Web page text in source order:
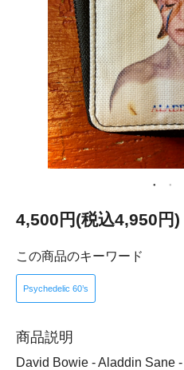
4,500円(税込4,950円)
この商品のキーワード
Psychedelic 60’s
商品説明
David Bowie - Aladdin Sane